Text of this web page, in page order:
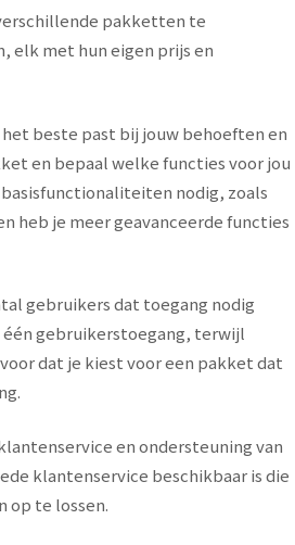
pakketten te
elk met hun eigen prijs en
beste past bij jouw behoeften en
en bepaal welke functies voor jou
nodig, zoals
heb je meer geavanceerde functies
gebruikers dat toegang nodig
gebruikerstoegang, terwijl
dat je kiest voor een pakket dat
en ondersteuning van
klantenservice beschikbaar is die
op te lossen.